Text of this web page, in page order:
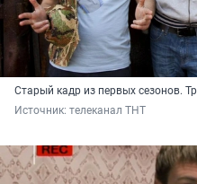
Старый кадр из первых сезонов.
Источник: телеканал ТНТ